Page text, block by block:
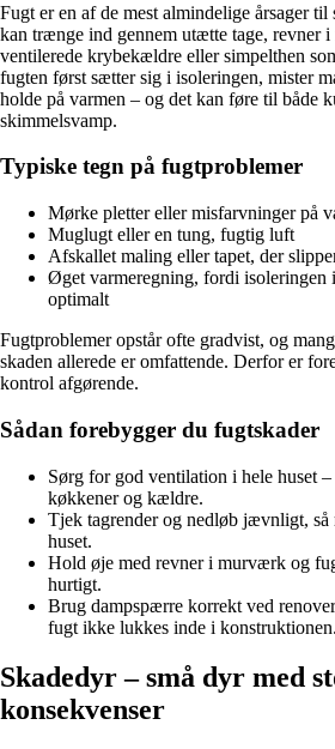
Fugt er en af de mest almindelige årsager
kan trænge ind gennem utætte tage, revner
ventilerede krybekældre eller simpelthen
fugten først sætter sig i isoleringen, mister
holde på varmen – og det kan føre til både
skimmelsvamp.
Typiske tegn på fugtproblemer
Mørke pletter eller misfarvninger på
Muglugt eller en tung, fugtig luft
Afskallet maling eller tapet, der
Øget varmeregning, fordi isoleringen
optimalt
Fugtproblemer opstår ofte gradvist, og
skaden allerede er omfattende. Derfor er
kontrol afgørende.
Sådan forebygger du fugtskader
Sørg for god ventilation i hele huset
køkkener og kældre.
Tjek tagrender og nedløb jævnligt,
huset.
Hold øje med revner i murværk og
hurtigt.
Brug dampspærre korrekt ved
fugt ikke lukkes inde i konstruktionen.
Skadedyr – små dyr med
konsekvenser